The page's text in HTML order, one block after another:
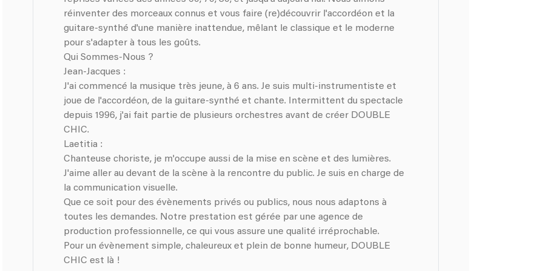
réinventer des morceaux connus et vous faire (re)découvrir l'accordéon et la
guitare-synthé d'une manière inattendue, mêlant le classique et le moderne
pour s'adapter à tous les goûts.
Qui Sommes-Nous ?
Jean-Jacques :
J'ai commencé la musique très jeune, à 6 ans. Je suis multi-instrumentiste et
joue de l'accordéon, de la guitare-synthé et chante. Intermittent du spectacle
depuis 1996, j'ai fait partie de plusieurs orchestres avant de créer DOUBLE
CHIC.
Laetitia :
Chanteuse choriste, je m'occupe aussi de la mise en scène et des lumières.
J'aime aller au devant de la scène à la rencontre du public. Je suis en charge de
la communication visuelle.
Que ce soit pour des évènements privés ou publics, nous nous adaptons à
toutes les demandes. Notre prestation est gérée par une agence de
production professionnelle, ce qui vous assure une qualité irréprochable.
Pour un évènement simple, chaleureux et plein de bonne humeur, DOUBLE
CHIC est là !